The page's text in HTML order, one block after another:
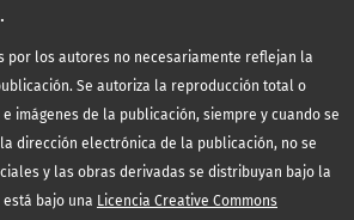
por los autores no necesariamente reflejan la
Se autoriza la reproducción total o
imágenes de la publicación, siempre y cuando se
dirección electrónica de la publicación, no se
y las obras derivadas se distribuyan bajo la
bajo una Licencia Creative Commons